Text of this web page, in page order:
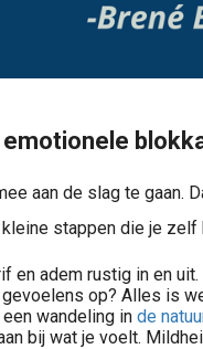
aan de slag te gaan.
stappen die je zelf
en adem rustig in en
op? Alles is
wandeling in de
bij wat je voelt.